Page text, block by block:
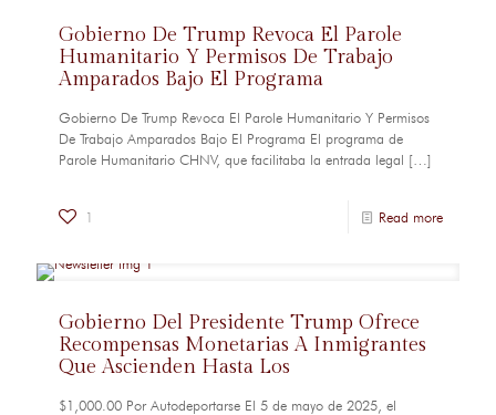
Gobierno De Trump Revoca El Parole
Humanitario Y Permisos De Trabajo
Amparados Bajo El Programa
Gobierno De Trump Revoca El Parole Humanitario Y Permisos
De Trabajo Amparados Bajo El Programa El programa de
Parole Humanitario CHNV, que facilitaba la entrada legal […]
1 Read more
Gobierno Del Presidente Trump Ofrece
Recompensas Monetarias A Inmigrantes
Que Ascienden Hasta Los
$1,000.00 Por Autodeportarse El 5 de mayo de 2025, el